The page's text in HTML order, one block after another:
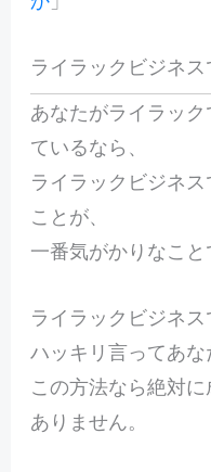
ライラックビジネス
あなたがライラッ
ているなら、
ライラックビジネ
ことが、
一番気がかりなこと
ライラックビジネス
ハッキリ言ってあな
この方法なら絶対
ありません。